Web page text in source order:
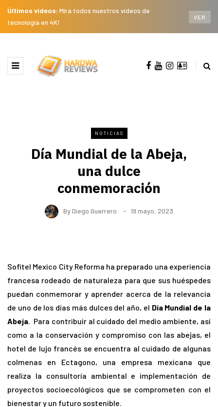
Últimos videos: Mira todos nuestros videos de
tecnología en 4K!
VER
NOTICIAS
Día Mundial de la Abeja,
una dulce
conmemoración
ByDiego Guerrero 19 mayo, 2023
Sofitel Mexico City Reforma ha preparado una experiencia
francesa rodeado de naturaleza para que sus huéspedes
puedan conmemorar y aprender acerca de la relevancia
de uno de los días más dulces del año, el Día Mundial de la
Abeja. Para contribuir al cuidado del medio ambiente, así
como a la conservación y compromiso con las abejas, el
hotel de lujo francés se encuentra al cuidado de algunas
colmenas en Ectagono, una empresa mexicana que
realiza la consultoría ambiental e implementación de
proyectos socioecológicos que se comprometen con el
bienestar y un futuro sostenible.